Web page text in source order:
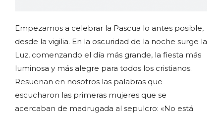
Empezamos a celebrar la Pascua lo antes posible,
desde la vigilia. En la oscuridad de la noche surge la
Luz, comenzando el día más grande, la fiesta más
luminosa y más alegre para todos los cristianos.
Resuenan en nosotros las palabras que
escucharon las primeras mujeres que se
acercaban de madrugada al sepulcro: «No está